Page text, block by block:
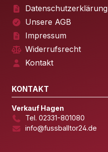
Datenschutzerklärung
Unsere AGB
Impressum
Widerrufsrecht
Kontakt
KONTAKT
Verkauf Hagen
Tel. 02331-801080
info@fussballtor24.de